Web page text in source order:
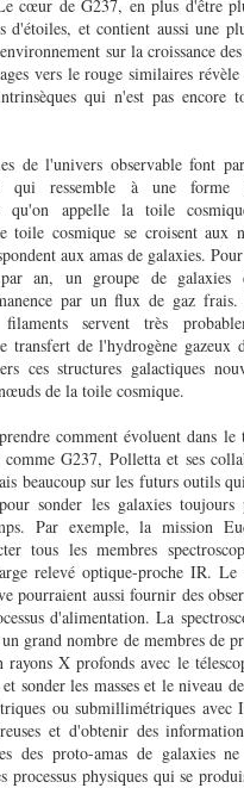
cœur de G237, en plus d'être
d'étoiles, et contient aussi une
sur la croissance
vers le rouge similaires révèle
qui n'est pas encore
de l'univers observable font
qui ressemble à une
qu'on appelle la toile
toile cosmique se croisent aux
aux amas de galaxies.
an, un groupe de galaxies
par un flux de gaz
servent très
transfert de l'hydrogène gazeux
ces structures galactiques
de la toile cosmique.
comment évoluent dans le
comme G237, Polletta et ses
beaucoup sur les futurs outils
sonder les galaxies toujours
Par exemple, la mission
tous les membres
relevé optique-proche IR. Le
pourraient aussi fournir des
d'alimentation. La
grand nombre de membres de
X profonds avec le
sonder les masses et le niveau
ou submillimétriques avec
et d'obtenir des
des proto-amas de galaxies
physiques qui se